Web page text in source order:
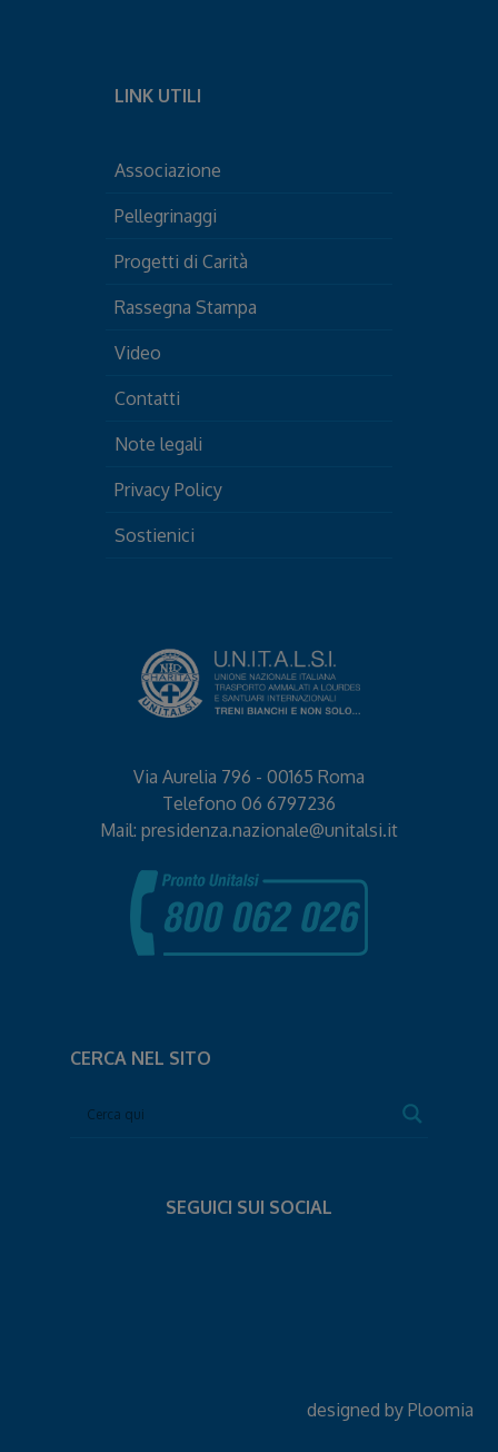
LINK UTILI
Associazione
Pellegrinaggi
Progetti di Carità
Rassegna Stampa
Video
Contatti
Note legali
Privacy Policy
Sostienici
Via Aurelia 796 - 00165 Roma
Telefono 06 6797236
Mail: presidenza.nazionale@unitalsi.it
CERCA NEL SITO
SEGUICI SUI SOCIAL
designed by Ploomia